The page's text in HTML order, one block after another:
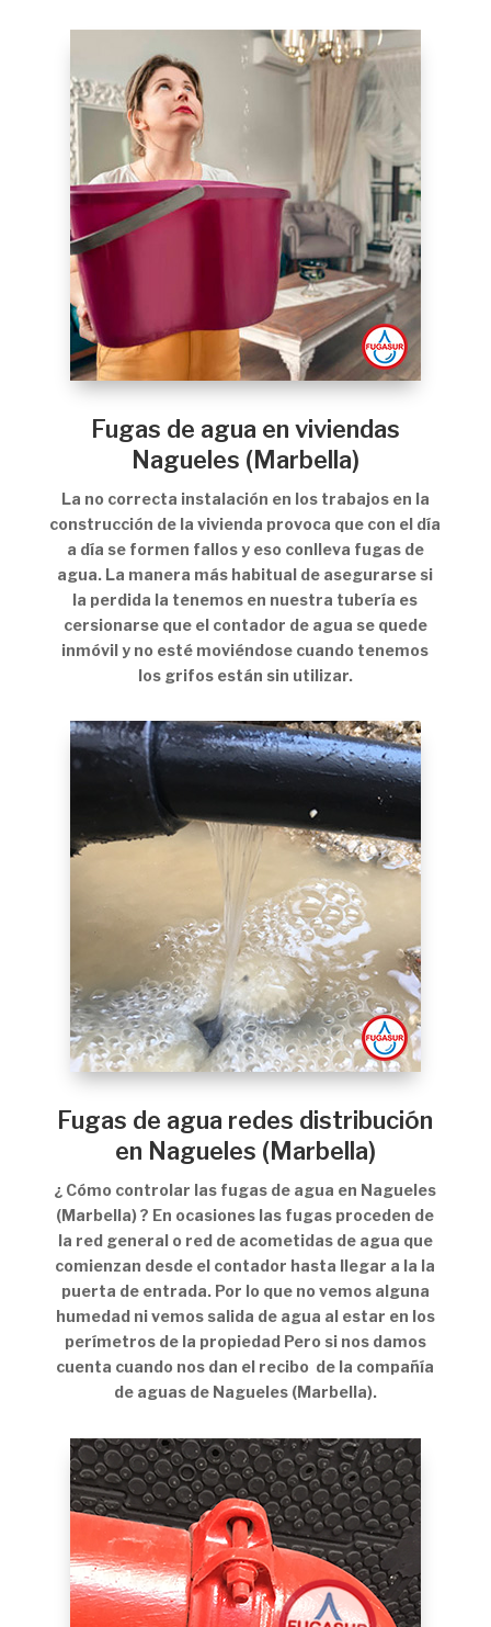
Fugas de agua en viviendas
Nagueles (Marbella)
La no correcta instalación en los trabajos en la
construcción de la vivienda provoca que con el día
a día se formen fallos y eso conlleva fugas de
agua. La manera más habitual de asegurarse si
la perdida la tenemos en nuestra tubería es
cersionarse que el contador de agua se quede
inmóvil y no esté moviéndose cuando tenemos
los grifos están sin utilizar.
Fugas de agua redes distribución
en Nagueles (Marbella)
¿ Cómo controlar las fugas de agua en Nagueles
(Marbella) ? En ocasiones las fugas proceden de
la red general o red de acometidas de agua que
comienzan desde el contador hasta llegar a la la
puerta de entrada. Por lo que no vemos alguna
humedad ni vemos salida de agua al estar en los
perímetros de la propiedad Pero si nos damos
cuenta cuando nos dan el recibo de la compañía
de aguas de Nagueles (Marbella).